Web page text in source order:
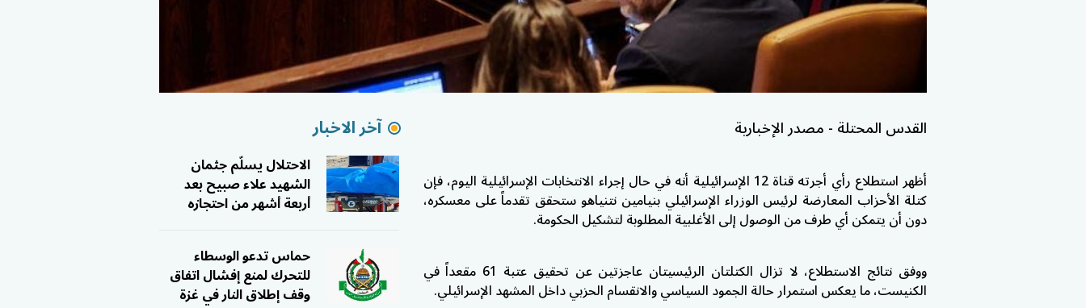
القدس المحتلة - مصدر الإخبارية
أظهر استطلاع رأي أجرته قناة 12 الإسرائيلية أنه في حال إجراء الانتخابات الإسرائيلية اليوم، فإن
كتلة الأحزاب المعارضة لرئيس الوزراء الإسرائيليبنيامين نتنياهوستحقق تقدماً على معسكره،
دون أن يتمكن أي طرف من الوصول إلى الأغلبية المطلوبة لتشكيل الحكومة.
ووفق نتائج الاستطلاع، لا تزال الكتلتان الرئيسيتان عاجزتين عن تحقيق عتبة 61 مقعداً في
الكنيست، ما يعكس استمرار حالة الجمود السياسي والانقسام الحزبي داخل المشهد الإسرائيلي.
آخر الاخبار
الاحتلال يسلّم جثمان
الشهيد علاء صبيح بعد
أربعة أشهر من احتجازه
حماس تدعو الوسطاء
للتحرك لمنع إفشال اتفاق
وقف إطلاق النار في غزة